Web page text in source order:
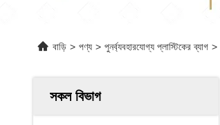
বাড়ি > পণ্য > পুনর্ব্যবহারযোগ্য প্লাস্টিকের ব্যাগ >
সকল বিভাগ